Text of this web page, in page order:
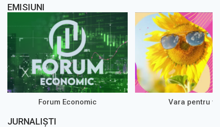
EMISIUNI
Forum Economic Vara pentru
JURNALIȘTI